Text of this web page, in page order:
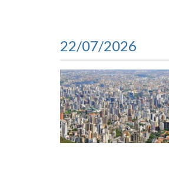
22/07/2026